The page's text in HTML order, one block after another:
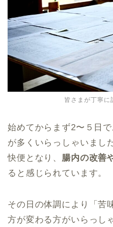
皆さまが丁寧に
始めてからまず2〜５日
が多くいらっしゃいまし
快便となり、 腸内の改善
ると感じられています。
その日の体調により「苦
方が変わる方がいらっし